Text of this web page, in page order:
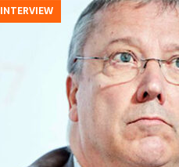
INTERVIEW